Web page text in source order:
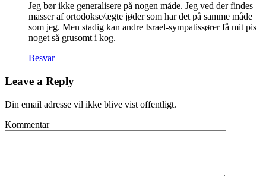
Jeg bør ikke generalisere på nogen måde. Jeg ved der findes
masser af ortodokse/ægte jøder som har det på samme måde
som jeg. Men stadig kan andre Israel-sympatissører få mit pis
noget så grusomt i kog.
Besvar
Leave a Reply
Din email adresse vil ikke blive vist offentligt.
Kommentar